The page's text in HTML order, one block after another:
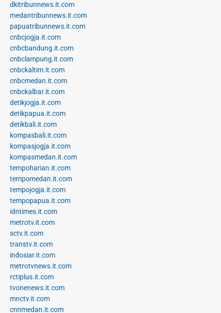
dkitribunnews.it.com
medantribunnews.it.com
papuatribunnews.it.com
cnbcjogja.it.com
cnbcbandung.it.com
cnbclampung.it.com
cnbckaltim.it.com
cnbcmedan.it.com
cnbckalbar.it.com
detikjogja.it.com
detikpapua.it.com
detikbali.it.com
kompasbali.it.com
kompasjogja.it.com
kompasmedan.it.com
tempoharian.it.com
tempomedan.it.com
tempojogja.it.com
tempopapua.it.com
idntimes.it.com
metrotv.it.com
sctv.it.com
transtv.it.com
indosiar.it.com
metrotvnews.it.com
rctiplus.it.com
tvonenews.it.com
mnctv.it.com
cnnmedan.it.com